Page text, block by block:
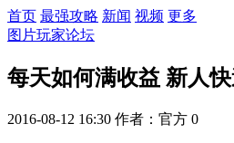
首页 最强攻略 新闻 视频 更多
图片玩家论坛
每天如何满收益 新人
2016-08-12 16:30 作者：官方 0